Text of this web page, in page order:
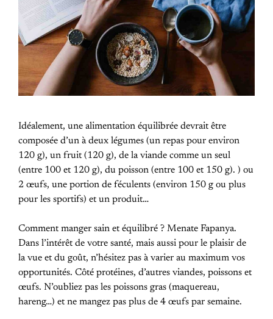
Idéalement, une alimentation équilibrée devrait être
composée d’un à deux légumes (un repas pour environ
120 g), un fruit (120 g), de la viande comme un seul
(entre 100 et 120 g), du poisson (entre 100 et 150 g). ) ou
2 œufs, une portion de féculents (environ 150 g ou plus
pour les sportifs) et un produit…
Comment manger sain et équilibré ? Menate Fapanya.
Dans l’intérêt de votre santé, mais aussi pour le plaisir de
la vue et du goût, n’hésitez pas à varier au maximum vos
opportunités. Côté protéines, d’autres viandes, poissons et
œufs. N’oubliez pas les poissons gras (maquereau,
hareng…) et ne mangez pas plus de 4 œufs par semaine.